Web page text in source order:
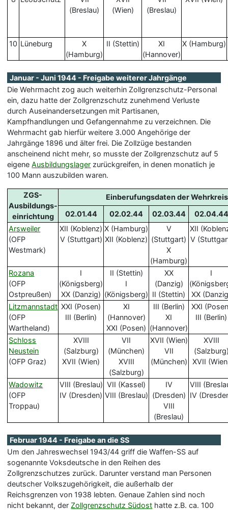
(Breslau)
(Wien)
(Breslau)
10 Lüneburg
X
(Hamburg)
II (Stettin)
XI
(Hannover)
X (Hamburg)
Januar - Juni 1944 - Freigabe weiterer Jahrgänge
Die Wehrmacht zog auch weiterhin Zollgrenzschutz-Personal
ein, dazu hatte der Zollgrenzschutz zunehmend Verluste
durch Auseinandersetzungen mit Partisanen,
Kampfhandlungen und Gefangennahme zu verzeichnen. Die
Wehrmacht gab hierfür weitere 3.000 Angehörige der
Jahrgänge 1896 und älter frei. Die Zollzüge bestanden
anscheinend nicht mehr, so musste der Zollgrenzschutz auf 5
eigeneAusbildungslager zurückgreifen, in denen monatlich je
100 Mann auszubilden waren.
ZGS-
Ausbildungs-
einrichtung
Einberufungsdaten der
02.01.44
02.02.44 02.03.44
02.04.44
Arsweiler
(OFP
Westmark)
XII (Koblenz)
V (Stuttgart)
X (Hamburg)
XII (Koblenz)
V
(Stuttgart)
X
(Hamburg)
XII
V
Rozana
(OFP
Ostpreußen)
I
(Königsberg)
XX (Danzig)
II (Stettin)
I
(Königsberg)
XX
(Danzig)
II (Stettin)
I
XX
Litzmannstadt
(OFP
Wartheland)
XXI (Posen)
III (Berlin)
XI
(Hannover)
XXI (Posen)
III (Berlin)
XI
(Hannover)
XXI
III (Berlin)
Schloss
Neustein
(OFP Graz)
XVIII
(Salzburg)
XVII (Wien)
VII
(München)
XVIII
(Salzburg)
XVII (Wien)
VII
(München)
XVIII
XVII
Wadowitz
(OFP
Troppau)
VIII (Breslau)
IV (Dresden)
VII (Kassel)
VIII (Breslau)
IV
(Dresden)
VIII
(Breslau)
VIII
IV
Februar 1944 - Freigabe an die SS
Um den Jahreswechsel 1943/44 griff die Waffen-SS auf
sogenannte Voksdeutsche in den Reihen des
Zollgrenzschutzes zurück. Darunter verstand man Personen
deutscher Volkszugehörigkeit, die außerhalb der
Reichsgrenzen von 1938 lebten. Genaue Zahlen sind noch
nicht bekannt, derZollgrenzschutz Südost hatte z.B. ca. 100